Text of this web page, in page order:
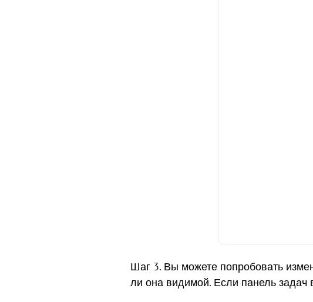
Шаг 3. Вы можете попробовать
ли она видимой. Если панель